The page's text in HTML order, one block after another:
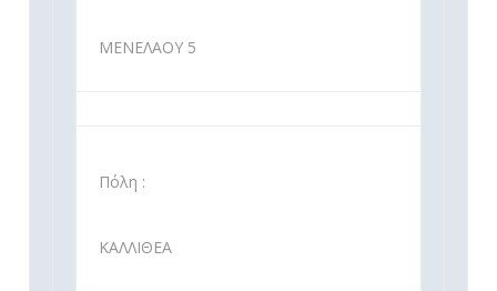
ΜΕΝΕΛΑΟΥ 5
Πόλη :
ΚΑΛΛΙΘΕΑ